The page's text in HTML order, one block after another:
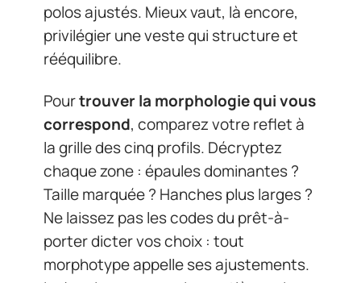
polos ajustés. Mieux vaut, là encore,
privilégier une veste qui structure et
rééquilibre.
Pourtrouver la morphologie qui vous
correspond, comparez votre reflet à
la grille des cinq profils. Décryptez
chaque zone : épaules dominantes ?
Taille marquée ? Hanches plus larges ?
Ne laissez pas les codes du prêt-à-
porter dicter vos choix : tout
morphotype appelle ses ajustements.